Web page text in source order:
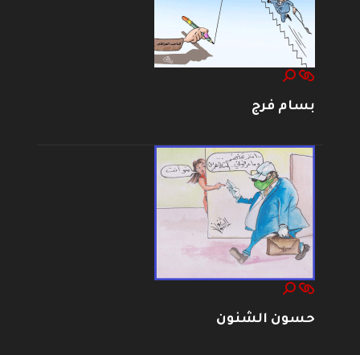
بسام فرج
حسون الشنون